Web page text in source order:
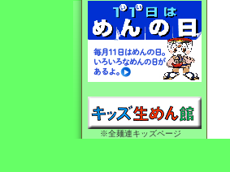
※全麺連キッズページ